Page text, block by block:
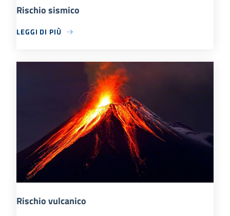
Rischio sismico
LEGGI DI PIÙ
Rischio vulcanico